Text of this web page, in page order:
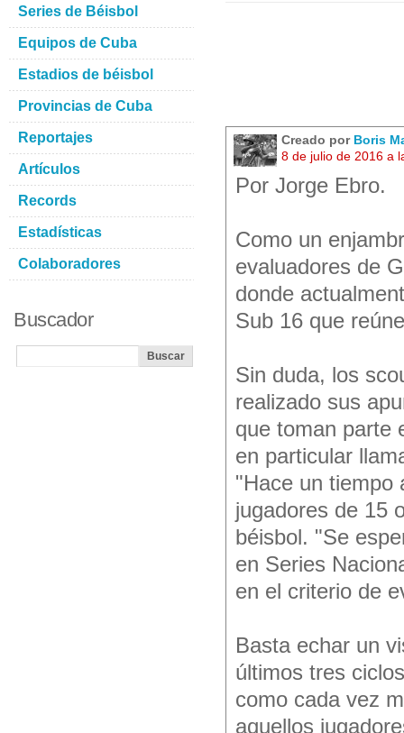
Creado por Boris
8 de julio de 2016 a
Por Jorge Ebro.
Como un
evaluadores de
donde
Sub 16 que
Sin duda, los
realizado sus
que toman parte
en particular
"Hace un tiempo
jugadores de 15
béisbol. "Se
en Series
en el criterio de
Basta echar un
últimos tres
como cada vez
aquellos
Series de Béisbol
Equipos de Cuba
Estadios de béisbol
Provincias de Cuba
Reportajes
Artículos
Records
Estadísticas
Colaboradores
Buscador